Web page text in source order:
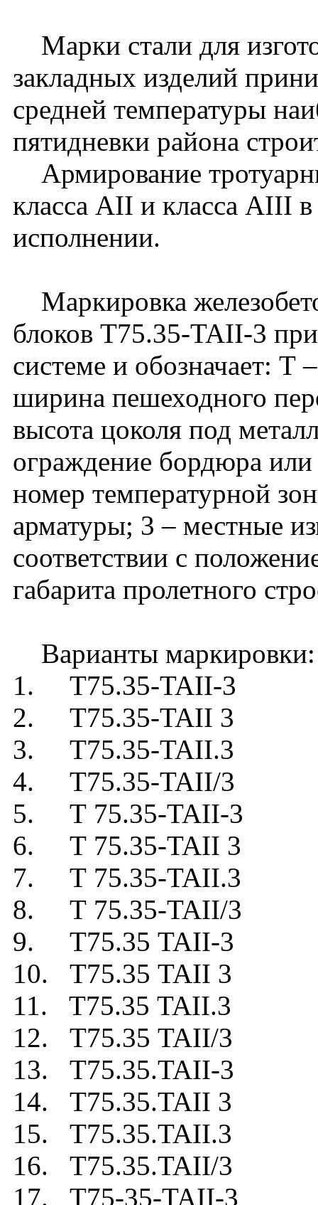
Марки стали для
закладных изделий
средней температуры
пятидневки района
Армирование
класса АII и класса АIII
исполнении.
Маркировка
блоков Т75.35-TAII-3
системе и обозначает: Т
ширина пешеходного
высота цоколя под
ограждение бордюра
номер температурной
арматуры; 3 – местные
соответствии с
габарита пролетного
Варианты маркировки:
1. Т75.35-TAII-3
2. Т75.35-TAII 3
3. Т75.35-TAII.3
4. Т75.35-TAII/3
5. Т 75.35-TAII-3
6. Т 75.35-TAII 3
7. Т 75.35-TAII.3
8. Т 75.35-TAII/3
9. Т75.35 TAII-3
10. Т75.35 TAII 3
11. Т75.35 TAII.3
12. Т75.35 TAII/3
13. Т75.35.TAII-3
14. Т75.35.TAII 3
15. Т75.35.TAII.3
16. Т75.35.TAII/3
17. Т75-35-TAII-3